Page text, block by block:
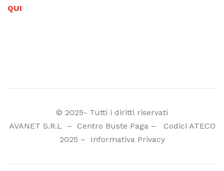
QUI
© 2025- Tutti i diritti riservati
AVANET S.R.L
– Centro Buste Paga– Codici ATECO
2025 – Informativa Privacy